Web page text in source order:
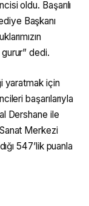
oldu. Başarılı
Başkanı
dedi.
yaratmak için
başarılarıyla
Dershane ile
Merkezi
547’lik puanla